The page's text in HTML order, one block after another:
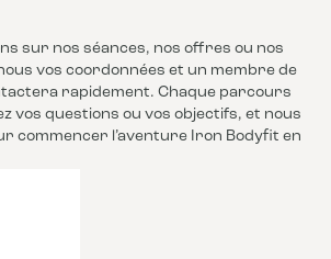
sur nos séances, nos offres ou nos
vos coordonnées et un membre de
rapidement. Chaque parcours
vos questions ou vos objectifs, et nous
commencer l’aventure Iron Bodyfit en